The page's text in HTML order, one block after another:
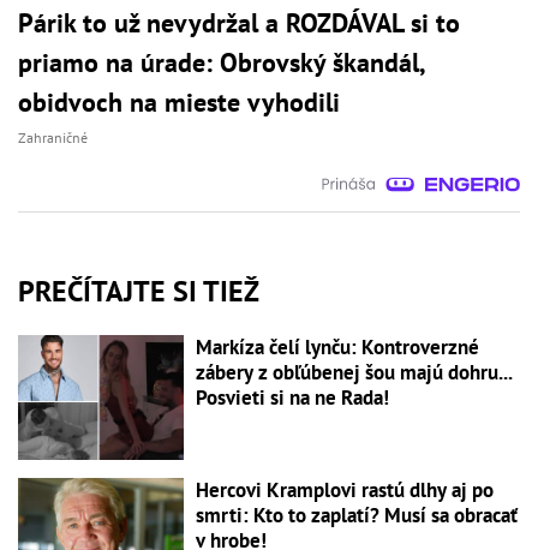
Párik to už nevydržal a ROZDÁVAL si to
priamo na úrade: Obrovský škandál,
obidvoch na mieste vyhodili
Zahraničné
PREČÍTAJTE SI TIEŽ
Markíza čelí lynču: Kontroverzné
zábery z obľúbenej šou majú dohru...
Posvieti si na ne Rada!
Hercovi Kramplovi rastú dlhy aj po
smrti: Kto to zaplatí? Musí sa obracať
v hrobe!